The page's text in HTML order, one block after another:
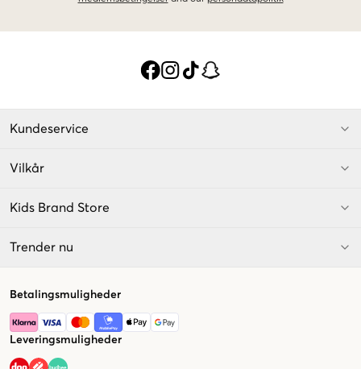
Kundeservice
Vilkår
Kids Brand Store
Trender nu
Betalingsmuligheder
Leveringsmuligheder